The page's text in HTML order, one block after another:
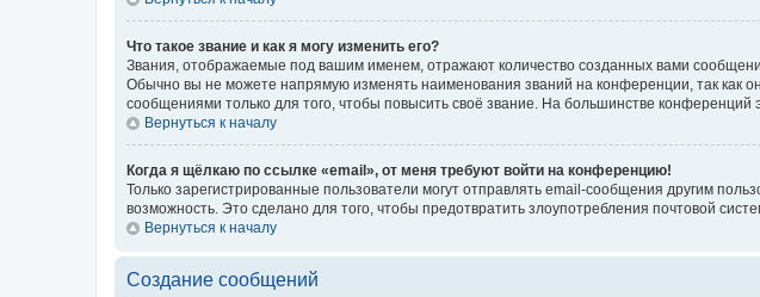
Что такое звание и как я могу изменить его?
Звания, отображаемые под вашим именем, отражают количество созданных вами
Обычно вы не можете напрямую изменять наименования званий на конференции, так
сообщениями только для того, чтобы повысить своё звание. На большинстве
Вернуться к началу
Когда я щёлкаю по ссылке «email», от меня требуют войти на конференцию!
Только зарегистрированные пользователи могут отправлять email-сообщения другим
возможность. Это сделано для того, чтобы предотвратить злоупотребления почтовой
Вернуться к началу
Создание сообщений